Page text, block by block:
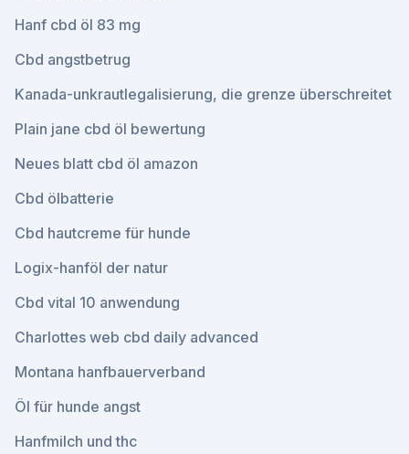
Hanf cbd öl 83 mg
Cbd angstbetrug
Kanada-unkrautlegalisierung, die grenze überschreitet
Plain jane cbd öl bewertung
Neues blatt cbd öl amazon
Cbd ölbatterie
Cbd hautcreme für hunde
Logix-hanföl der natur
Cbd vital 10 anwendung
Charlottes web cbd daily advanced
Montana hanfbauerverband
Öl für hunde angst
Hanfmilch und thc